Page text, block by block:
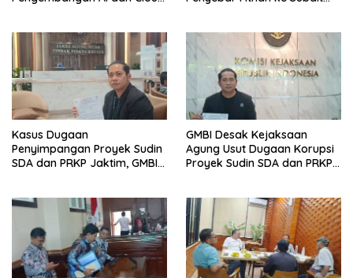
Kasus Dugaan
Penyimpangan Proyek Sudin
SDA dan PRKP Jaktim, GMBI
GMBI Desak Kejaksaan
Agung Usut Dugaan Korupsi
Proyek Sudin SDA dan PRKP